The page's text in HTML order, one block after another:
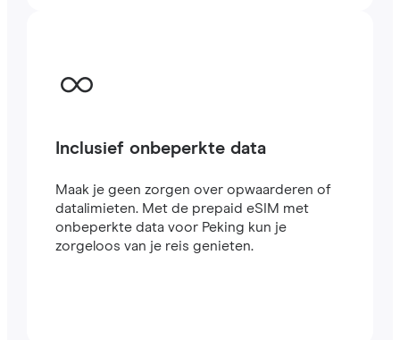
Inclusief onbeperkte data
Maak je geen zorgen over opwaarderen of
datalimieten. Met de prepaid eSIM met
onbeperkte data voor Peking kun je
zorgeloos van je reis genieten.